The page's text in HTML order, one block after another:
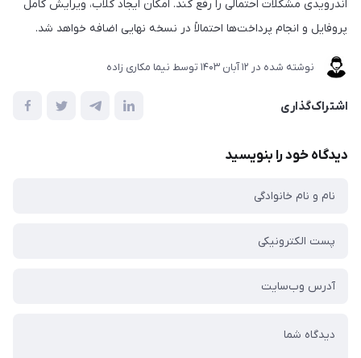
اندرویدی مشکلات احتمالی را رفع کند. امکان ایجاد کلاب، ویرایش کامل
پروفایل و انجام پرداخت‌ها احتمالاً در نسخه نهایی اضافه خواهد شد.
نوشته شده در 12 آبان 1403 توسط نیما مکاری زاده
اشتراک‌گذاری
دیدگاه خود را بنویسید